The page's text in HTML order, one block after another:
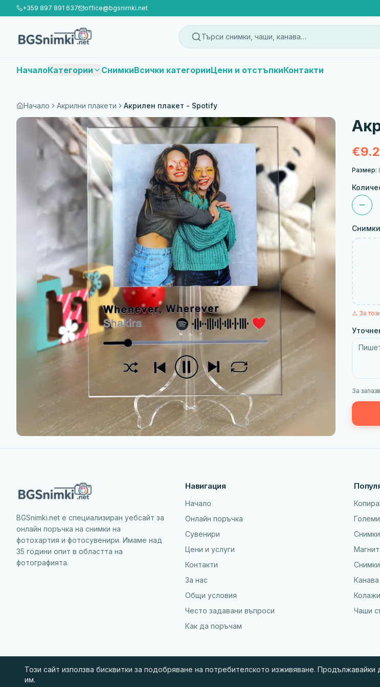
+359 897 891 637 office@bgsnimki.net
Търси снимки, чаши, канава…
НачалоКатегории СнимкиВсички категорииЦени и отстъпкиКонтакти
Начало Акрилни плакети Акрилен плакет - Spotify
Размер:
Снимки
⚠️ За
За
BGSnimki.net е специализиран уебсайт за
онлайн поръчка на снимки на
фотохартия и фотосувенири. Имаме над
35 години опит в областта на
фотографията.
Навигация
Начало
Онлайн поръчка
Сувенири
Цени и услуги
Контакти
За нас
Общи условия
Често задавани въпроси
Как да поръчам
Канава
Колажи
Чаши
Този сайт използва бисквитки за подобряване на потребителското изживяване.
им.